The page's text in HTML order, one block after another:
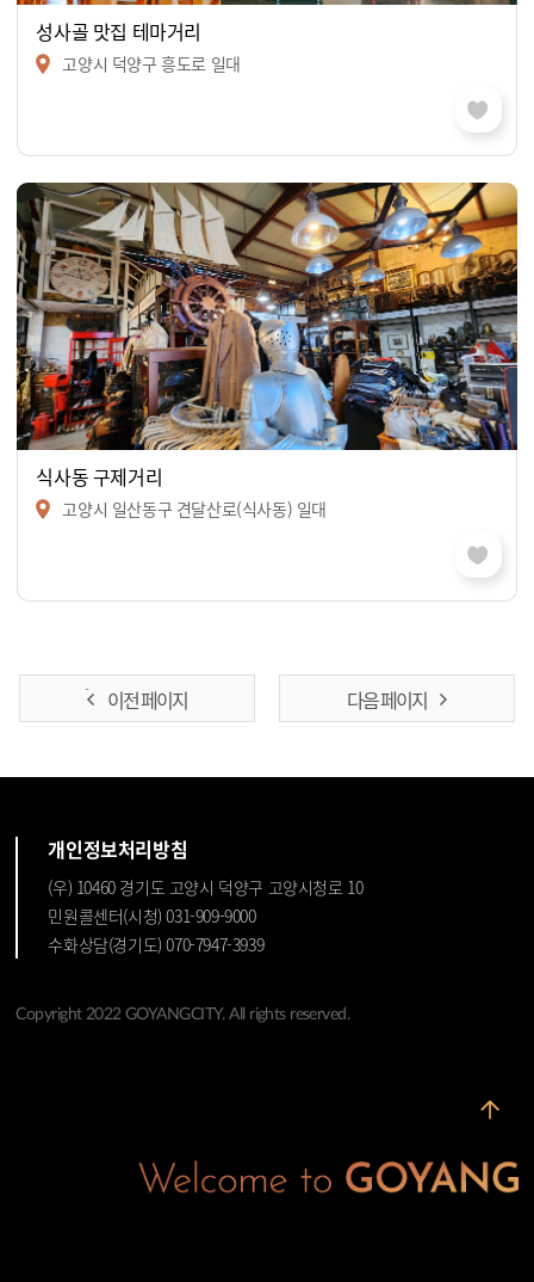
성사골 맛집 테마거리
고양시 덕양구 흥도로 일대
식사동 구제거리
고양시 일산동구 견달산로(식사동) 일대
이전 페이지 다음 페이지
개인정보처리방침
(우) 10460 경기도 고양시 덕양구 고양시청로 10
민원콜센터(시청) 031-909-9000
수화상담(경기도) 070-7947-3939
Copyright 2022 GOYANGCITY. All rights reserved.